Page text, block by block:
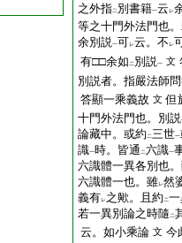
之外指二 別書籍一云 レ
等之十門外法門也
余別説一可レ云。不 レ
有□□余如 二 別説一 文
別説者。指嚴法師
答顯一乘義故 文 但
十門外法門也。別
論藏中。或約 二三世一
識一時。皆通 二六識一
六識體一異各別也
六識體一也。雖レ然
義有レ之歟。且約 二
若一異別論之時隨 二
云。如小乘論 文 今